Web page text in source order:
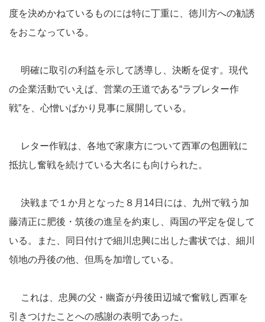
度を決めかねているものには特に丁重に、徳川方への勧誘
をおこなっている。
明確に取引の利益を示して誘導し、決断を促す。現代
の企業活動でいえば、営業の王道である“ラブレター作
戦”を、心憎いばかり見事に展開している。
レター作戦は、各地で家康方について西軍の包囲戦に
抵抗し奮戦を続けている大名にも向けられた。
決戦まで１か月となった８月14日には、九州で戦う加
藤清正に肥後・筑後の進呈を約束し、両国の平定を促して
いる。また、同日付けで細川忠興に出した書状では、細川
領地の丹後の他、但馬を加増している。
これは、忠興の父・幽斎が丹後田辺城で奮戦し西軍を
引きつけたことへの感謝の表明であった。